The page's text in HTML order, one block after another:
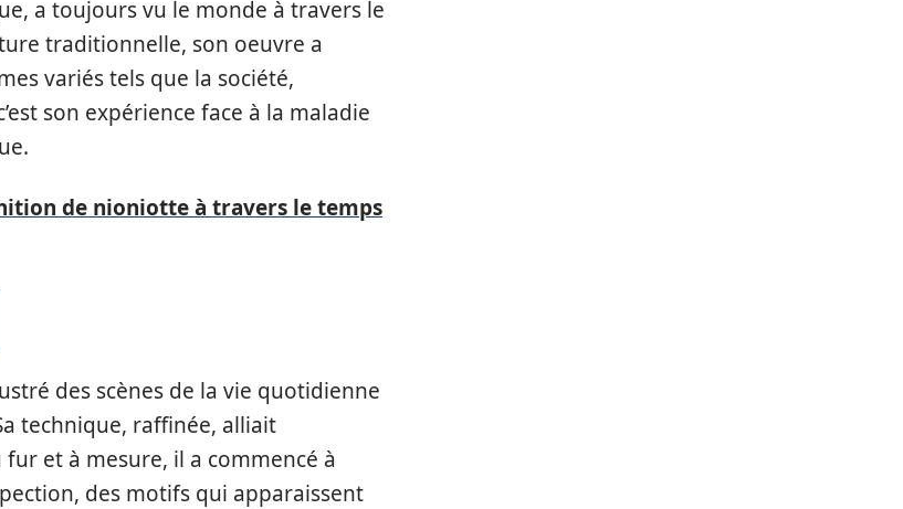
a toujours vu le monde à travers le
traditionnelle, son oeuvre a
variés tels que la société,
son expérience face à la maladie
de nioniotte à travers le temps
des scènes de la vie quotidienne
technique, raffinée, alliait
et à mesure, il a commencé à
des motifs qui apparaissent